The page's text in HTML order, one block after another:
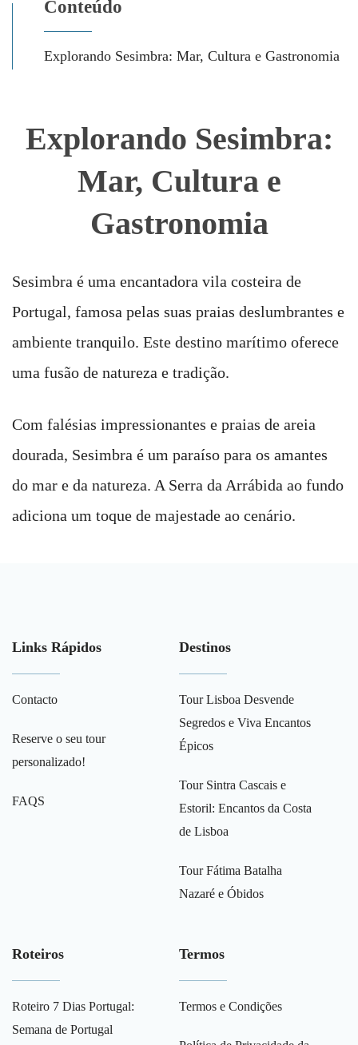
Explorando Sesimbra:
Mar, Cultura e
Gastronomia
Sesimbra é uma encantadora vila costeira de
Portugal, famosa pelas suas praias deslumbrantes e
ambiente tranquilo. Este destino marítimo oferece
uma fusão de natureza e tradição.
Com falésias impressionantes e praias de areia
dourada, Sesimbra é um paraíso para os amantes
do mar e da natureza. A Serra da Arrábida ao fundo
adiciona um toque de majestade ao cenário.
Conteúdo
Explorando Sesimbra: Mar, Cultura e Gastronomia
Links Rápidos
Contacto
Reserve o seu tour
personalizado!
FAQS
Destinos
Tour Lisboa Desvende
Segredos e Viva Encantos
Épicos
Tour Sintra Cascais e
Estoril: Encantos da Costa
de Lisboa
Tour Fátima Batalha
Nazaré e Óbidos
Roteiros
Roteiro 7 Dias Portugal:
Semana de Portugal
Termos
Termos e Condições